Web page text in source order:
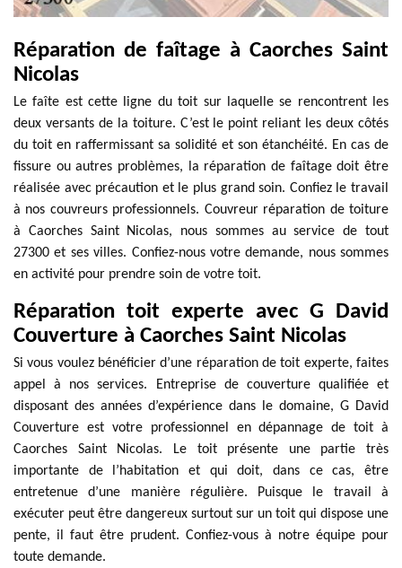
Réparation de faîtage à Caorches Saint
Nicolas
Le faîte est cette ligne du toit sur laquelle se rencontrent les
deux versants de la toiture. C’est le point reliant les deux côtés
du toit en raffermissant sa solidité et son étanchéité. En cas de
fissure ou autres problèmes, la réparation de faîtage doit être
réalisée avec précaution et le plus grand soin. Confiez le travail
à nos couvreurs professionnels. Couvreur réparation de toiture
à Caorches Saint Nicolas, nous sommes au service de tout
27300 et ses villes. Confiez-nous votre demande, nous sommes
en activité pour prendre soin de votre toit.
Réparation toit experte avec G David
Couverture à Caorches Saint Nicolas
Si vous voulez bénéficier d’une réparation de toit experte, faites
appel à nos services. Entreprise de couverture qualifiée et
disposant des années d’expérience dans le domaine, G David
Couverture est votre professionnel en dépannage de toit à
Caorches Saint Nicolas. Le toit présente une partie très
importante de l’habitation et qui doit, dans ce cas, être
entretenue d’une manière régulière. Puisque le travail à
exécuter peut être dangereux surtout sur un toit qui dispose une
pente, il faut être prudent. Confiez-vous à notre équipe pour
toute demande.